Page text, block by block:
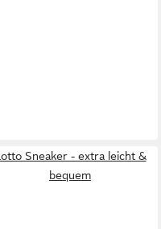
Sneaker - extra leicht &
bequem